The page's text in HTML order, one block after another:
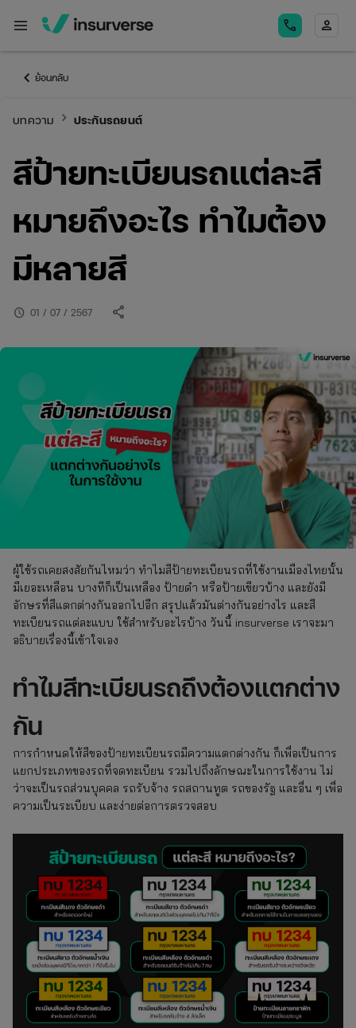
menu call person
keyboard_arrow_left ย้อนกลับ
บทความ keyboard_arrow_right ประกันรถยนต์
สีป้ายทะเบียนรถแต่ละสี
หมายถึงอะไร ทำไมต้อง
มีหลายสี
schedule 01 / 07 / 2567 share
ผู้ใช้รถเคยสงสัยกันไหมว่า ทำไมสีป้ายทะเบียนรถที่ใช้งานเมืองไทยนั้น
มีเยอะเหลือน บางทีก็เป็นเหลือง ป้ายดำ หรือป้ายเขียวบ้าง และยังมี
อักษรที่สีแตกต่างกันออกไปอีก สรุปแล้วมันต่างกันอย่างไร และสี
ทะเบียนรถแต่ละแบบ ใช้สำหรับอะไรบ้าง วันนี้ insurverse เราจะมา
อธิบายเรื่องนี้เข้าใจเอง
ทำไมสีทะเบียนรถถึงต้องแตกต่าง
กัน
การกำหนดให้สีของป้ายทะเบียนรถมีความแตกต่างกัน ก็เพื่อเป็นการ
แยกประเภทของรถที่จดทะเบียน รวมไปถึงลักษณะในการใช้งาน ไม่
ว่าจะเป็นรถส่วนบุคคล รถรับจ้าง รถสถานทูต รถของรัฐ และอื่น ๆ เพื่อ
ความเป็นระเบียบ และง่ายต่อการตรวจสอบ